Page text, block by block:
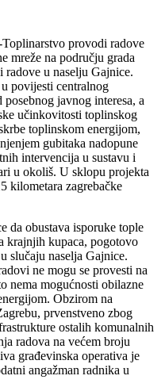
provodi radove
mreže na području grada
u naselju Gajnice.
povijesti centralnog
javnog interesa, a
učinkovitosti toplinskog
toplinskom energijom,
gubitaka nadopune
intervencija u sustavu i
u okoliš. U sklopu projekta
kilometara zagrebačke
da obustava isporuke tople
krajnjih kupaca, pogotovo
slučaju naselja Gajnice.
ne mogu se provesti na
nema mogućnosti obilazne
Obzirom na
prvenstveno zbog
ostalih komunalnih
radova na većem broju
građevinska operativa je
angažman radnika u